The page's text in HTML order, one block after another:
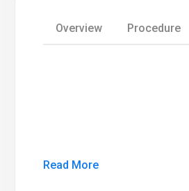
Overview Procedure
Read More